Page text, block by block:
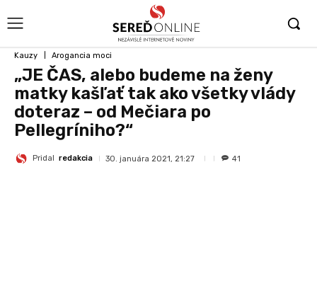
Kauzy Arogancia moci
„JE ČAS, alebo budeme na ženy
matky kašľať tak ako všetky vlády
doteraz – od Mečiara po
Pellegríniho?“
Pridal redakcia 30. januára 2021, 21:27 41